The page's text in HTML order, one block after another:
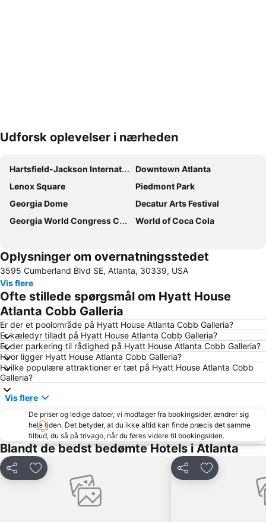
Udvid kort
Udforsk oplevelser i nærheden
Hartsfield-Jackson International Airport
Downtown Atlanta
Lenox Square
Piedmont Park
Georgia Dome
Decatur Arts Festival
Georgia World Congress Center
World of Coca Cola
Oplysninger om overnatningsstedet
3595 Cumberland Blvd SE, Atlanta, 30339, USA
Vis flere
Ofte stillede spørgsmål om Hyatt House
Atlanta Cobb Galleria
Er der et poolområde på Hyatt House Atlanta Cobb Galleria?
Er kæledyr tilladt på Hyatt House Atlanta Cobb Galleria?
Er der parkering til rådighed på Hyatt House Atlanta Cobb Galleria?
Hvor ligger Hyatt House Atlanta Cobb Galleria?
Hvilke populære attraktioner er tæt på Hyatt House Atlanta Cobb
Galleria?
Vis flere
De priser og ledige datoer, vi modtager fra bookingsider, ændrer sig
hele tiden. Det betyder, at du ikke altid kan finde præcis det samme
tilbud, du så på trivago, når du føres videre til bookingsiden.
Blandt de bedst bedømte Hotels i Atlanta
Del Føj til favoritter Del Føj til